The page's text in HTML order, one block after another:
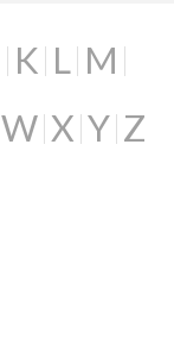
K L M
W X Y Z